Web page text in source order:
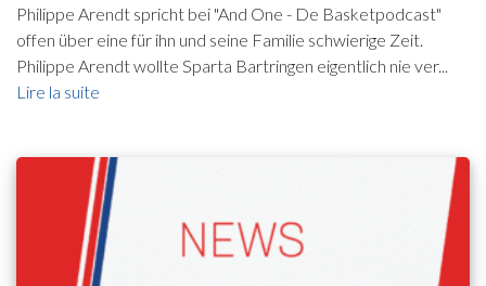
Philippe Arendt spricht bei "And One - De Basketpodcast"
offen über eine für ihn und seine Familie schwierige Zeit.
Philippe Arendt wollte Sparta Bartringen eigentlich nie ver...
Lire la suite